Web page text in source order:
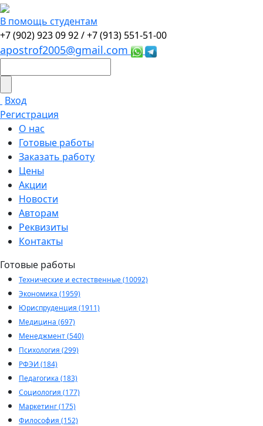
В помощь студентам
+7 (902) 923 09 92 /+7 (913) 551-51-00
apostrof2005@gmail.com
Вход
Регистрация
О нас
Готовые работы
Заказать работу
Цены
Акции
Новости
Авторам
Реквизиты
Контакты
Готовые работы
Технические и естественные (10092)
Экономика (1959)
Юриспруденция (1911)
Медицина (697)
Менеджмент (540)
Психология (299)
РФЭИ (184)
Педагогика (183)
Социология (177)
Маркетинг (175)
Философия (152)